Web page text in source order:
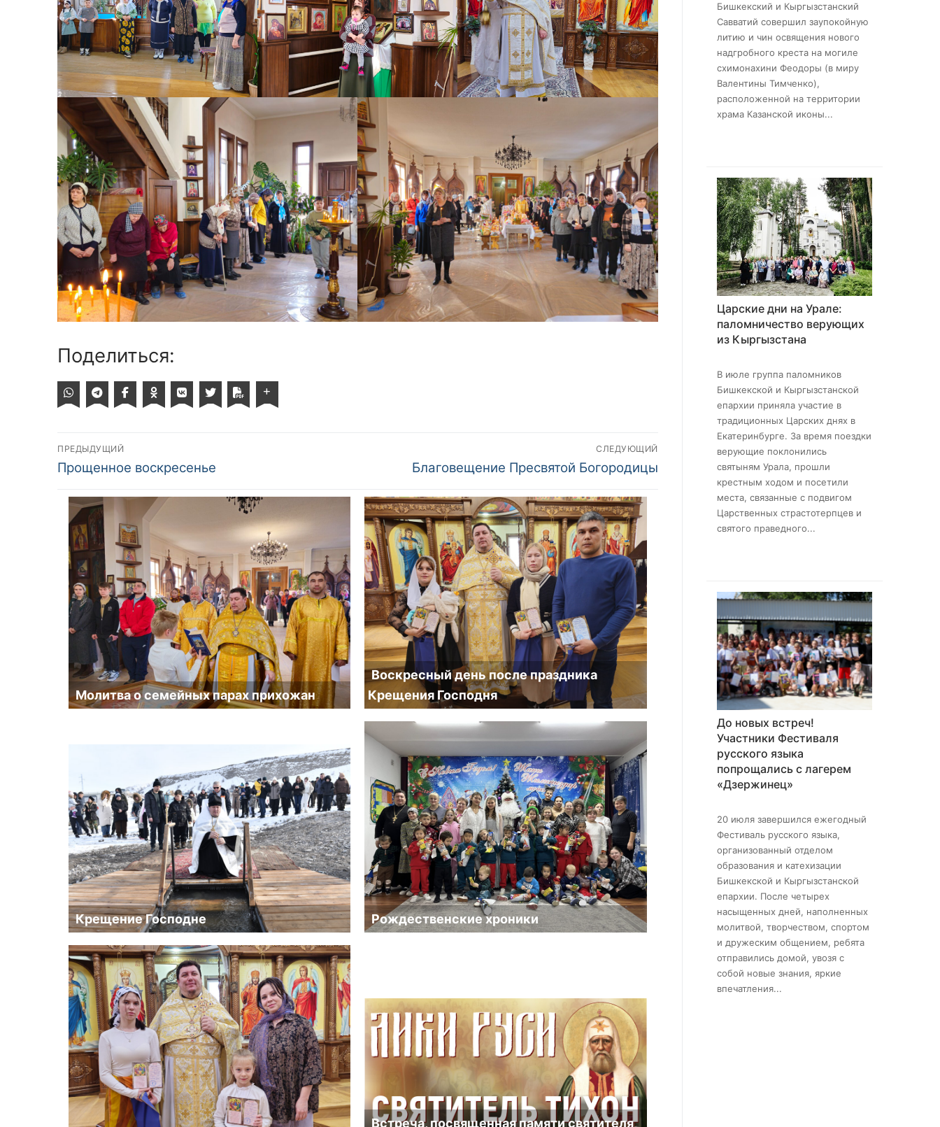
Поделиться:
Навигация
по
записям
ПРЕДЫДУЩИЙ
Предыдущий
Прощенное воскресенье
СЛЕДУЮЩИЙ
Следующий
Благовещение Пресвятой Богородицы
Молитва о семейных парах прихожан
Воскресный день после праздника
Крещения Господня
Крещение Господне Рождественские хроники
Встреча, посвященная памяти святителя
Бишкекский и Кыргызстанский
Савватий совершил заупокойную
литию и чин освящения нового
надгробного креста на могиле
схимонахини Феодоры (в миру
Валентины Тимченко),
расположенной на территории
храма Казанской иконы...
Царские дни на Урале:
паломничество верующих
из Кыргызстана
В июле группа паломников
Бишкекской и Кыргызстанской
епархии приняла участие в
традиционных Царских днях в
Екатеринбурге. За время поездки
верующие поклонились
святыням Урала, прошли
крестным ходом и посетили
места, связанные с подвигом
Царственных страстотерпцев и
святого праведного...
До новых встреч!
Участники Фестиваля
русского языка
попрощались с лагерем
«Дзержинец»
20 июля завершился ежегодный
Фестиваль русского языка,
организованный отделом
образования и катехизации
Бишкекской и Кыргызстанской
епархии. После четырех
насыщенных дней, наполненных
молитвой, творчеством, спортом
и дружеским общением, ребята
отправились домой, увозя с
собой новые знания, яркие
впечатления...